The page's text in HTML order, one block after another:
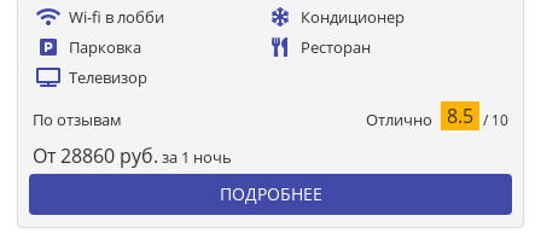
Wi-fi в лобби
Кондиционер
Парковка
Ресторан
Телевизор
По отзывам Отлично 8.5 / 10
От28860 руб. за 1 ночь
ПОДРОБНЕЕ